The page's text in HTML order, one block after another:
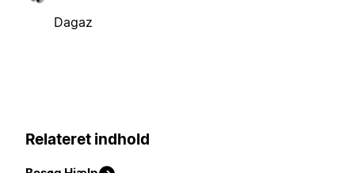
Dagaz
Relateret indhold